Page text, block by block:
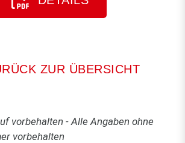
ZUR ÜBERSICHT
vorbehalten - Alle Angaben ohne
vorbehalten